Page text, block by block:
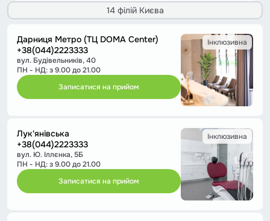
14 філій Києва
Дарниця Метро (ТЦ DOMA Center)
+38(044)2223333
вул. Будівельників, 40
ПН - НД: з 9.00 до 21.00
Записатися на прийом
Інклюзивна
Лук'янівська
+38(044)2223333
вул. Ю. Іллєнка, 5Б
ПН - НД: з 9.00 до 21.00
Записатися на прийом
Інклюзивна